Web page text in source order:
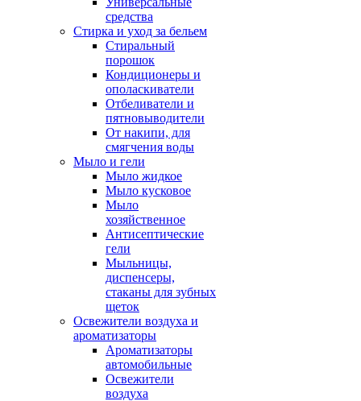
средства
Стирка и уход за бельем
Стиральный
порошок
Кондиционеры и
ополаскиватели
Отбеливатели и
пятновыводители
От накипи, для
смягчения воды
Мыло и гели
Мыло жидкое
Мыло кусковое
Мыло
хозяйственное
Антисептические
гели
Мыльницы,
диспенсеры,
стаканы для зубных
щеток
Освежители воздуха и
ароматизаторы
Ароматизаторы
автомобильные
Освежители
воздуха